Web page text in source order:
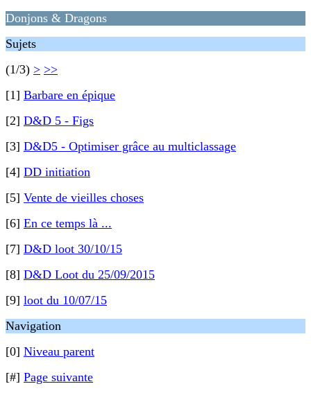
Donjons & Dragons
Sujets
(1/3) > >>
[1] Barbare en épique
[2] D&D 5 - Figs
[3] D&D5 - Optimiser grâce au multiclassage
[4] DD initiation
[5] Vente de vieilles choses
[6] En ce temps là ...
[7] D&D loot 30/10/15
[8] D&D Loot du 25/09/2015
[9] loot du 10/07/15
Navigation
[0] Niveau parent
[#] Page suivante